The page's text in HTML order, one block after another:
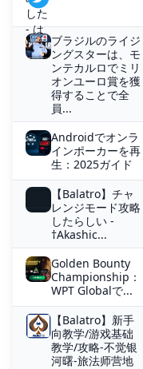
ブラジルのライジ
ングスターは、モ
ンテカルロでミリ
オンユーロ賞を獲
得することで全
員...
Androidでオンラ
インポーカーを再
生：2025ガイド
【Balatro】チャ
レンジモード攻略
したらしい -
†Akashic...
Golden Bounty
Championship：
WPT​​ Globalで...
【Balatro】新手
向教学/游戏基础
教学/攻略-不觉银
河曙-旅法师营地